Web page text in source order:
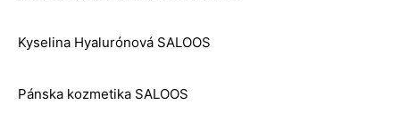
Kyselina Hyalurónová SALOOS
Pánska kozmetika SALOOS